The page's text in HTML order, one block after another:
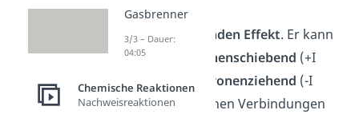
Chemie um einen
ladungsverändernden Effekt. Er kann
entweder
elektronenschiebend (+I
Effekt) oder
elektronenziehend (-I
Effekt) in chemischen Verbindungen
Gasbrenner
3/3 – Dauer:
04:05
Chemische Reaktionen
Nachweisreaktionen